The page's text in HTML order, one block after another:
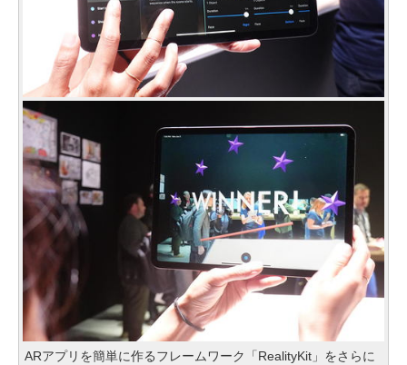
ARアプリを簡単に作るフレームワーク「RealityKit」をさらに